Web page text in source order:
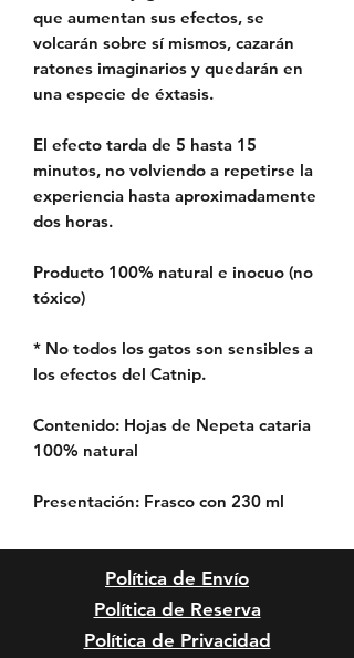
que aumentan sus efectos, se
volcarán sobre sí mismos, cazarán
ratones imaginarios y quedarán en
una especie de éxtasis.
El efecto tarda de 5 hasta 15
minutos, no volviendo a repetirse la
experiencia hasta aproximadamente
dos horas.
Producto 100% natural e inocuo (no
tóxico)
* No todos los gatos son sensibles a
los efectos del Catnip.
Contenido: Hojas de Nepeta cataria
100% natural
Presentación: Frasco con 230 ml
Política de Envío
Política de Reserva
Política de Privacidad